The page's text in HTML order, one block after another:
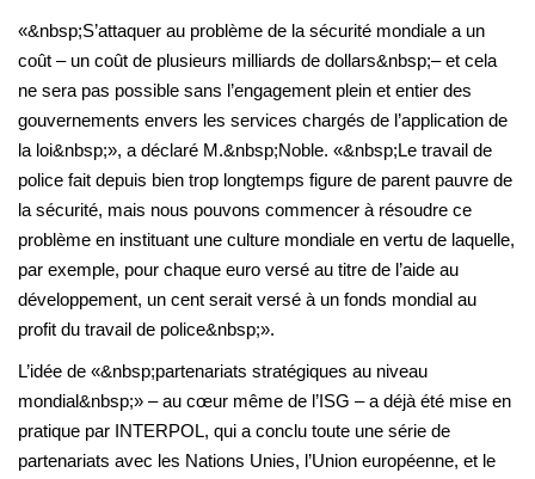
«&nbsp;S’attaquer au problème de la sécurité mondiale a un
coût – un coût de plusieurs milliards de dollars&nbsp;– et cela
ne sera pas possible sans l’engagement plein et entier des
gouvernements envers les services chargés de l’application de
la loi&nbsp;», a déclaré M.&nbsp;Noble. «&nbsp;Le travail de
police fait depuis bien trop longtemps figure de parent pauvre de
la sécurité, mais nous pouvons commencer à résoudre ce
problème en instituant une culture mondiale en vertu de laquelle,
par exemple, pour chaque euro versé au titre de l’aide au
développement, un cent serait versé à un fonds mondial au
profit du travail de police&nbsp;».
L’idée de «&nbsp;partenariats stratégiques au niveau
mondial&nbsp;» – au cœur même de l’ISG – a déjà été mise en
pratique par INTERPOL, qui a conclu toute une série de
partenariats avec les Nations Unies, l’Union européenne, et le